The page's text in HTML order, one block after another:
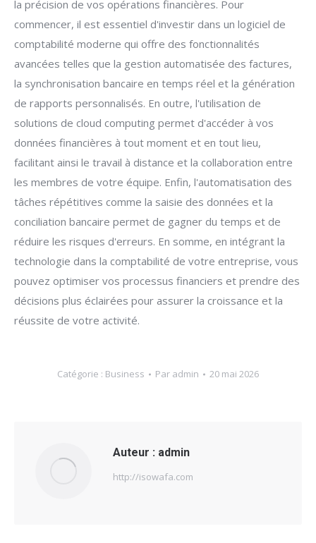
la précision de vos opérations financières. Pour
commencer, il est essentiel d'investir dans un logiciel de
comptabilité moderne qui offre des fonctionnalités
avancées telles que la gestion automatisée des factures,
la synchronisation bancaire en temps réel et la génération
de rapports personnalisés. En outre, l'utilisation de
solutions de cloud computing permet d'accéder à vos
données financières à tout moment et en tout lieu,
facilitant ainsi le travail à distance et la collaboration entre
les membres de votre équipe. Enfin, l'automatisation des
tâches répétitives comme la saisie des données et la
conciliation bancaire permet de gagner du temps et de
réduire les risques d'erreurs. En somme, en intégrant la
technologie dans la comptabilité de votre entreprise, vous
pouvez optimiser vos processus financiers et prendre des
décisions plus éclairées pour assurer la croissance et la
réussite de votre activité.
Catégorie : Business Par admin 20 mai 2026
Auteur : admin
http://isowafa.com